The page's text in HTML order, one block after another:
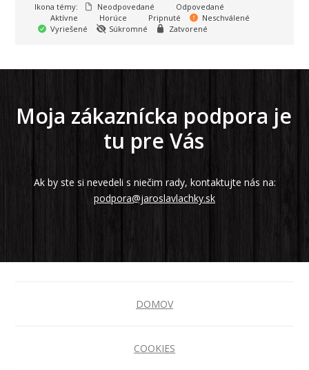
Ikona témy:
Neodpovedané
Odpovedané
Aktívne
Horúce Pripnuté
Neschválené
Vyriešené
Súkromné Zatvorené
Moja zákaznícka podpora je
tu pre Vás
Ak by ste si nevedeli s niečim rady, kontaktujte nás na:
podpora@jaroslavlachky.sk
DOMOV
COOKIES